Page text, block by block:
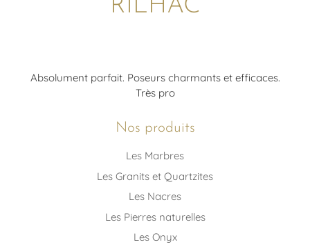
RILHAC
Absolument parfait. Poseurs charmants et efficaces.
Très pro
Nos produits
Les Marbres
Les Granits et Quartzites
Les Nacres
Les Pierres naturelles
Les Onyx